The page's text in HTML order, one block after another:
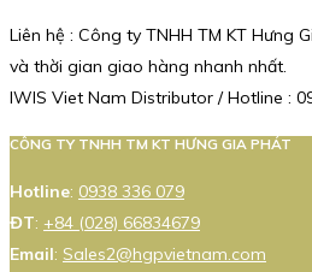
Liên hệ : Công ty TNHH TM KT Hưng
và thời gian giao hàng nhanh nhất.
IWIS Viet Nam Distributor / Hotline :
CÔNG TY TNHH TM KT HƯNG GIA PHÁT
Hotline: 0938 336 079
ĐT: +84 (028) 66834679
Email: Sales2@hgpvietnam.com